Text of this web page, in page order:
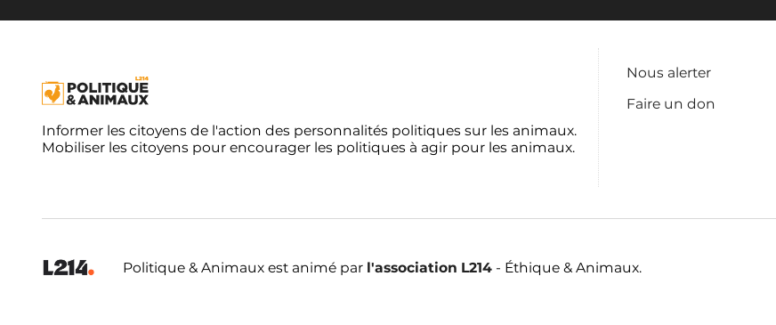
Informer les citoyens de l'action des personnalités politiques sur les animaux.
Mobiliser les citoyens pour encourager les politiques à agir pour les animaux.
Nous alerter
Faire un don
Politique & Animaux est animé par l'association L214 - Éthique & Animaux.